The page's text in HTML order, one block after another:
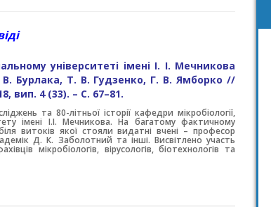
університеті імені І. І. Мечникова
Бурлака, Т. В. Гудзенко, Г. В. Ямборко //
вип. 4 (33). – С. 67–81.
та 80-літньої історії кафедри мікробіології,
імені І.І. Мечникова. На багатому фактичному
витоків якої стояли видатні вчені – професор
Д. К. Заболотний та інші. Висвітлено участь
мікробіологів, вірусологів, біотехнологів та